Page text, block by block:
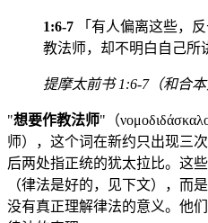
1:6-7 「有人偏离这些，
教法师，却不明白自己所
提摩太前书 1:6-7（和合本
"想要作教法师"（
师），这个词在新约只出现三
后两处指正统的犹太拉比。这
（律法是好的，见下文），而
没有真正理解律法的意义。他